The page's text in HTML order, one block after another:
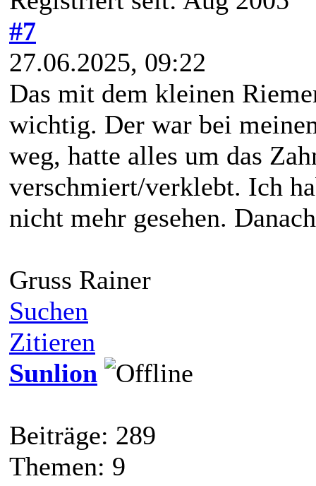
#7
27.06.2025, 09:22
Das mit dem kleinen
wichtig. Der war bei
weg, hatte alles um das
verschmiert/verklebt. Ich
nicht mehr gesehen.
Gruss Rainer
Suchen
Zitieren
Sunlion
Beiträge: 289
Themen: 9